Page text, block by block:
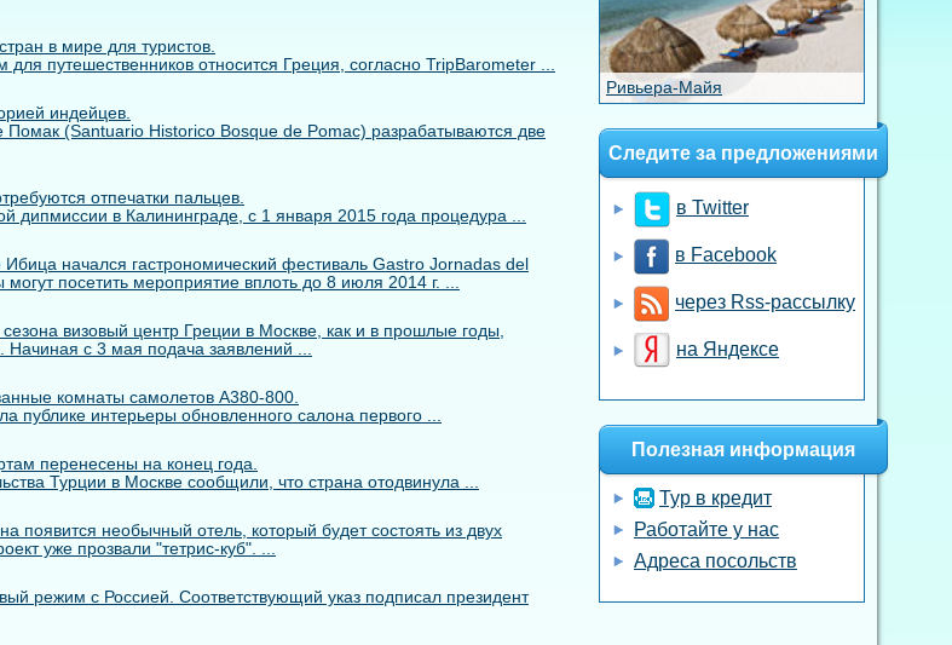
в мире для туристов.
путешественников относится Греция, согласно TripBarometer ...
индейцев.
(Santuario Historico Bosque de Pomac) разрабатываются две
отпечатки пальцев.
дипмиссии в Калининграде, с 1 января 2015 года процедура ...
начался гастрономический фестиваль Gastro Jornadas del
посетить мероприятие вплоть до 8 июля 2014 г. ...
визовый центр Греции в Москве, как и в прошлые годы,
с 3 мая подача заявлений ...
комнаты самолетов A380-800.
публике интерьеры обновленного салона первого ...
перенесены на конец года.
Турции в Москве сообщили, что страна отодвинула ...
появится необычный отель, который будет состоять из двух
уже прозвали "тетрис-куб". ...
режим с Россией. Соответствующий указ подписал президент
Ривьера-Майя
Следите за предложениями
в Twitter
в Facebook
через Rss-рассылку
на Яндексе
Полезная информация
Тур в кредит
Работайте у нас
Адреса посольств